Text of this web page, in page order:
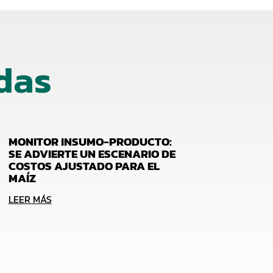
MONITOR INSUMO-PRODUCTO:
SE ADVIERTE UN ESCENARIO DE
COSTOS AJUSTADO PARA EL
MAÍZ
LEER MÁS